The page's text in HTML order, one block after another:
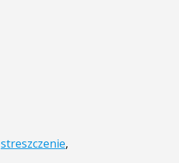
streszczenie,